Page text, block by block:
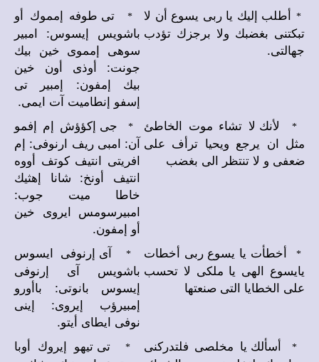
*
تى طوفه إمموك أو
باشويس إيسوس: امبير
سوهى إمموى خين بيك
جونت: أوذى أون خين
بيك إمفون: إمبير تى
إسفو إنطاميت آت ايمى.
* أطلب إليك يا ربى يسوع أن لا
تبكتنى بغضبك ولا برجزك تؤدب
جهالتى.
*
جى إكؤؤش إم إفمو
آن: امبى ريف ارنوفى: إم
افريتى انتيف كوتف أووه
انتيف أونخ: شانا إهثيك
خاطا ميت جوب:
امبيرسومس ايروى خين
أو إمفون.
*
لأنك لا تشاء موت الخاطئ
مثل ان يرجع ويحيا ترأف على
ضعفى و لا تنتظر الى بغضب
*
آى إرنوفى ايسوس
باشويس آى إرنوفى
إيسوس بانوتى: باأورو
إمبيرؤب إيروى: إينى
نوفى ايطاى أيتو.
*
أخطأت يا يسوع ربى أخطات
يايسوع الهى يا ملكى لا تحسب
على الخطايا التى صنعتها
*
تى تيهو إيروك أوبا
*
أسألك يا مخلصى فلتدركنى